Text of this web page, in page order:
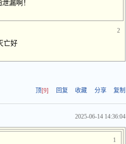
漏啊！
2
亡好
顶[9] 回复 收藏 分享 复制
2025-06-14 14:36:04
1